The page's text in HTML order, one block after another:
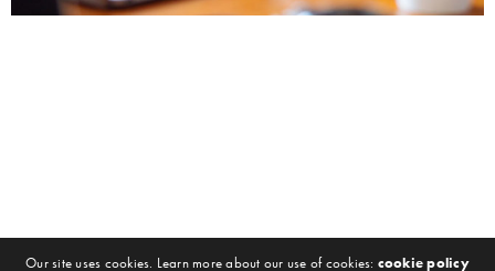
Our site uses cookies. Learn more about our use of cookies: cookie policy